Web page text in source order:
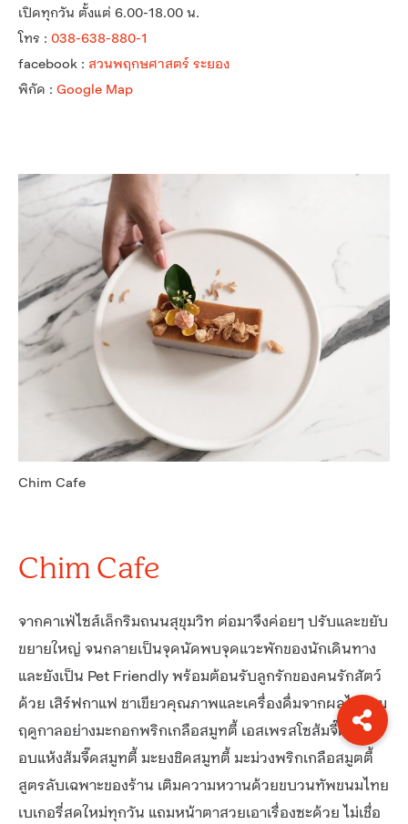
เปิดทุกวัน ตั้งแต่ 6.00-18.00 น.
โทร : 038-638-880-1
facebook : สวนพฤกษศาสตร์ ระยอง
พิกัด : Google Map
Chim Cafe
Chim Cafe
จากคาเฟ่ไซส์เล็กริมถนนสุขุมวิท ต่อมาจึงค่อยๆ ปรับและขยับ
ขยายใหญ่ จนกลายเป็นจุดนัดพบจุดแวะพักของนักเดินทาง
และยังเป็น Pet Friendly พร้อมต้อนรับลูกรักของคนรักสัตว์
ด้วย เสิร์ฟกาแฟ ชาเขียวคุณภาพและเครื่องดื่มจากผลไม้ตาม
ฤดูกาลอย่างมะกอกพริกเกลือสมูทตี้ เอสเพรสโซส้มจี๊ด บ๊วย
อบแห้งส้มจี๊ดสมูทตี้ มะยงชิดสมูทตี้ มะม่วงพริกเกลือสมูตตี้
สูตรลับเฉพาะของร้าน เติมความหวานด้วยขบวนทัพขนมไทย
เบเกอรี่สดใหม่ทุกวัน แถมหน้าตาสวยเอาเรื่องซะด้วย ไม่เชื่อ